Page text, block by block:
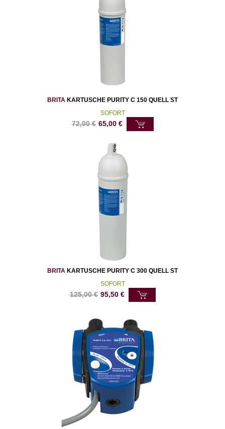
BRITA KARTUSCHE PURITY C 150 QUELL ST
SOFORT
72,00€ 65,00€
BRITA KARTUSCHE PURITY C 300 QUELL ST
SOFORT
125,00€ 95,50€